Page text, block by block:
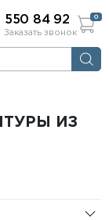
Заказать звонок
550 84 92 0
ИЗ